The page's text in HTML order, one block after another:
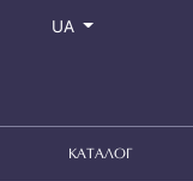
UA
КАТАЛОГ